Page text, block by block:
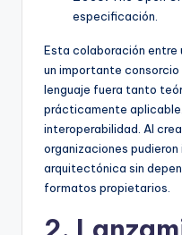
especificación.
Esta colaboración
un importante
lenguaje fuera tanto
prácticamente
interoperabilidad. Al
organizaciones
arquitectónica sin
formatos propietarios.